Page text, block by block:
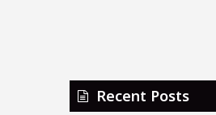
Recent Posts